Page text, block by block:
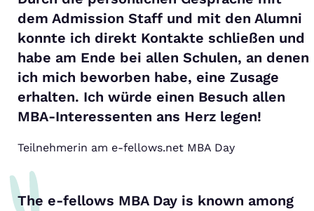
dem Admission Staff und mit den Alumni
konnte ich direkt Kontakte schließen und
habe am Ende bei allen Schulen, an denen
ich mich beworben habe, eine Zusage
erhalten. Ich würde einen Besuch allen
MBA-Interessenten ans Herz legen!
Teilnehmerin am e-fellows.net MBA Day
The e-fellows MBA Day is known among